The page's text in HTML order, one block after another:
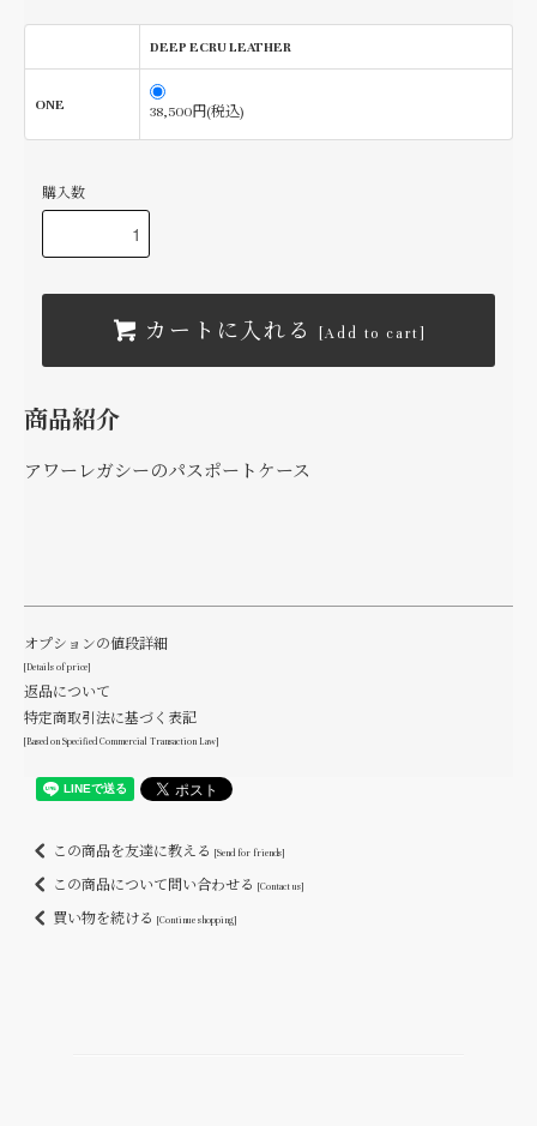
DEEP ECRU LEATHER
ONE 38,500円(税込)
購入数
カートに入れる [Add to cart]
商品紹介
アワーレガシーのパスポートケース
オプションの値段詳細
[Details of price]
返品について
特定商取引法に基づく表記
[Based on Specified Commercial Transaction Law]
この商品を友達に教える [Send for friends]
この商品について問い合わせる [Contact us]
買い物を続ける [Continue shopping]